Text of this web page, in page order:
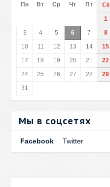
Пн
Вт Ср Чт Пт Сб
1
3
4 5 6 7 8
10
11 12 13 14 15
17
18 19 20 21 22
24
25 26 27 28 29
31
Мы в соцсетях
Facebook Twitter